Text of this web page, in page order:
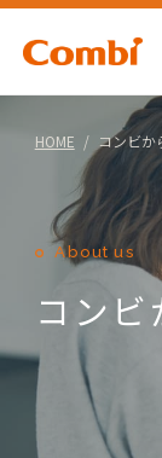
HOME コンビか
About us
コン